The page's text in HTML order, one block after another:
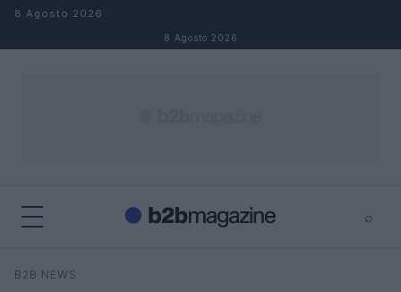
Salta al contenuto
8 Agosto 2026
8 Agosto 2026
⌕
Cerca
B2B NEWS